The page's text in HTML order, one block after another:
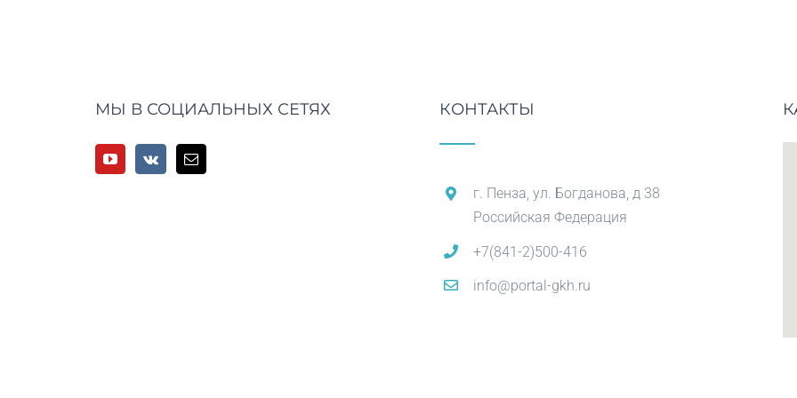
МЫ В СОЦИАЛЬНЫХ СЕТЯХ КОНТАКТЫ
г. Пенза, ул. Богданова, д 38
Российская Федерация
+7(841-2)500-416
info@portal-gkh.ru